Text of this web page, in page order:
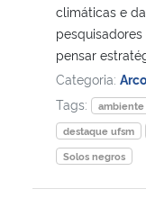
climáticas e
pensar
Categoria:
Tags:
ambiente
destaque ufsm
Solos negros